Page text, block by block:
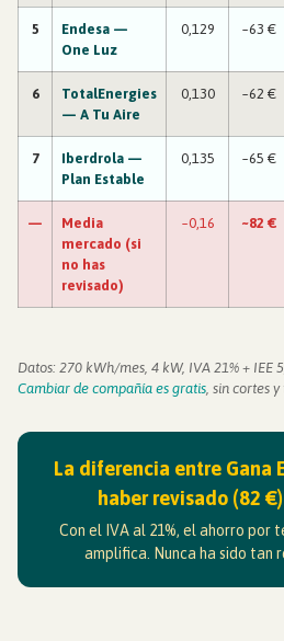
5 Endesa —
One Luz
0,129 ~63 €
6
TotalEnergies
— A Tu Aire
0,130 ~62 €
7 Iberdrola —
Plan Estable
0,135 ~65 €
—
Media
mercado (si
no has
revisado)
~0,16 ~82 €
Datos: 270 kWh/mes, 4 kW, IVA 21% + IEE
Cambiar de compañía es gratis, sin cortes
La diferencia entre Gana
haber revisado (82
Con el IVA al 21%, el ahorro por
amplifica. Nunca ha sido tan